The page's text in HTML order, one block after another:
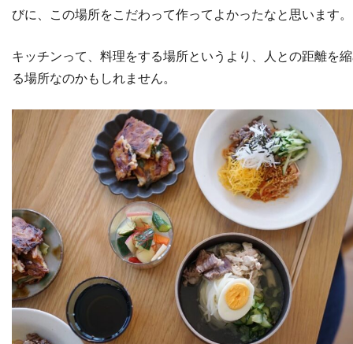
びに、この場所をこだわって作ってよかったなと思います。
キッチンって、料理をする場所というより、人との距離を
る場所なのかもしれません。